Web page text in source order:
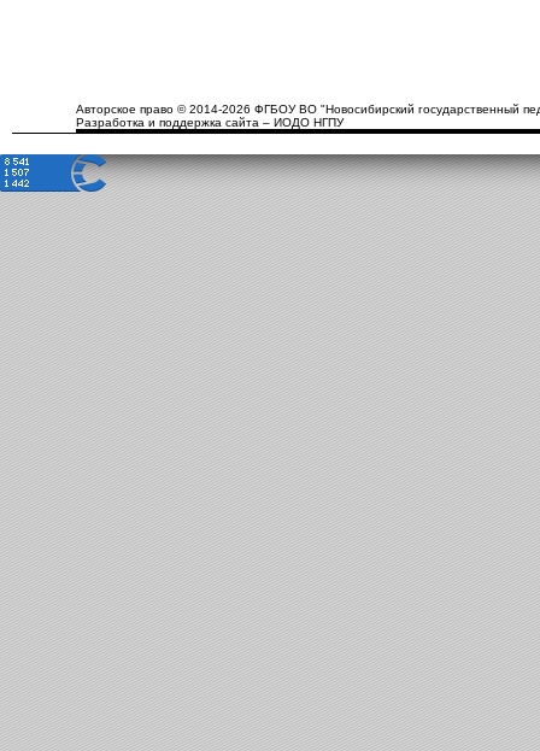
Авторское право © 2014-2026 ФГБОУ ВО "Новосибирский государственный
Разработка и поддержка сайта – ИОДО НГПУ